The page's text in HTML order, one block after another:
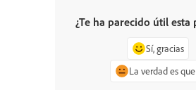
¿Te ha parecido útil esta
Sí, gracias
La verdad es